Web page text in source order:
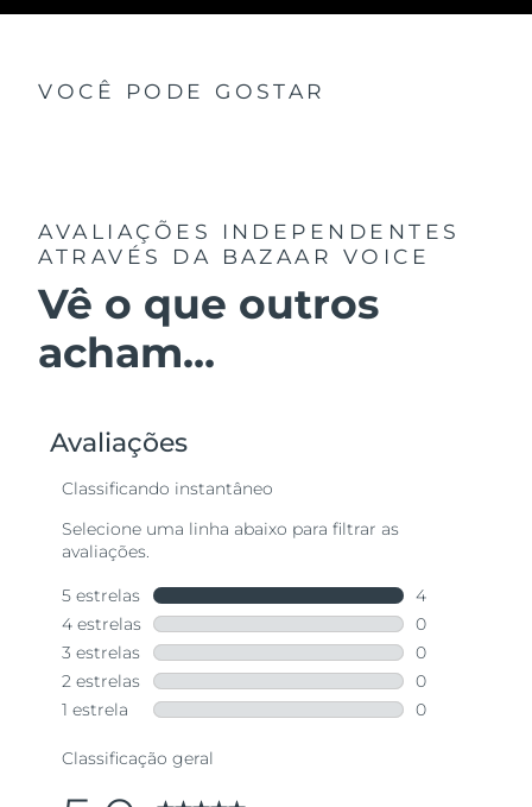
VOCÊ PODE GOSTAR
AVALIAÇÕES INDEPENDENTES
ATRAVÉS DA BAZAAR VOICE
Vê o que outros
acham...